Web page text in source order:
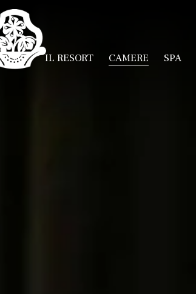
HOME IL RESORT CAMERE SPA